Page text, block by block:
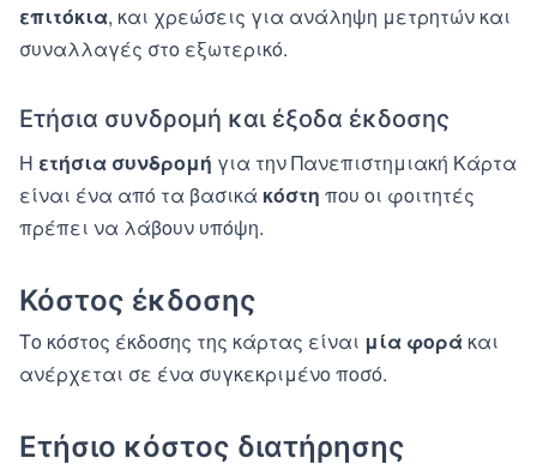
επιτόκια, και χρεώσεις για ανάληψη μετρητών και
συναλλαγές στο εξωτερικό.
Ετήσια συνδρομή και έξοδα έκδοσης
Η ετήσια συνδρομή για την Πανεπιστημιακή Κάρτα
είναι ένα από τα βασικά κόστη που οι φοιτητές
πρέπει να λάβουν υπόψη.
Κόστος έκδοσης
Το κόστος έκδοσης της κάρτας είναι μία φορά και
ανέρχεται σε ένα συγκεκριμένο ποσό.
Ετήσιο κόστος διατήρησης